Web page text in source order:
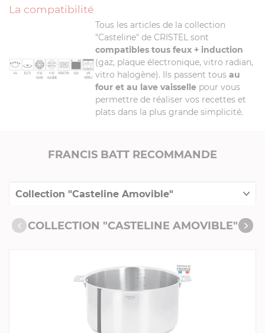
La compatibilité
Tous les articles de la collection
"Casteline" de CRISTEL sont
compatibles tous feux + induction
(gaz, plaque électronique, vitro radian,
vitro halogène). Ils passent tous au
four et au lave vaisselle pour vous
permettre de réaliser vos recettes et
plats dans la plus grande simplicité.
FRANCIS BATT RECOMMANDE
Collection "Casteline Amovible"
Produits conseillés
Livres de cuisine
COLLECTION "CASTELINE AMOVIBLE"